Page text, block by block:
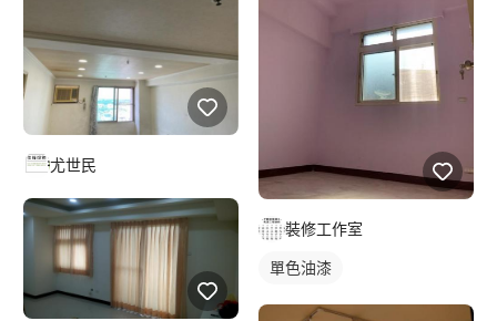
尤世民
裝修工作室
單色油漆